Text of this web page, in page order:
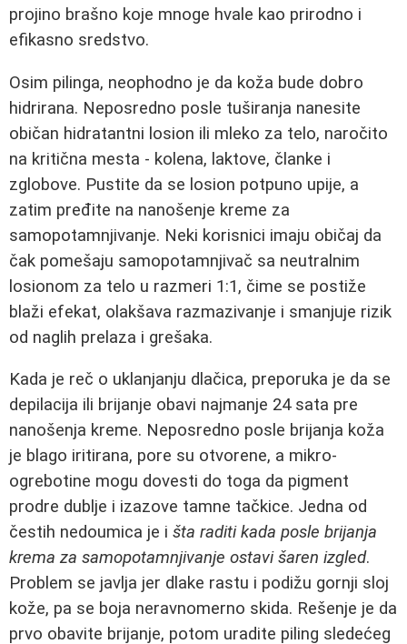
projino brašno koje mnoge hvale kao prirodno i
efikasno sredstvo.
Osim pilinga, neophodno je da koža bude dobro
hidrirana. Neposredno posle tuširanja nanesite
običan hidratantni losion ili mleko za telo, naročito
na kritična mesta - kolena, laktove, članke i
zglobove. Pustite da se losion potpuno upije, a
zatim pređite na nanošenje kreme za
samopotamnjivanje. Neki korisnici imaju običaj da
čak pomešaju samopotamnjivač sa neutralnim
losionom za telo u razmeri 1:1, čime se postiže
blaži efekat, olakšava razmazivanje i smanjuje rizik
od naglih prelaza i grešaka.
Kada je reč o uklanjanju dlačica, preporuka je da se
depilacija ili brijanje obavi najmanje 24 sata pre
nanošenja kreme. Neposredno posle brijanja koža
je blago iritirana, pore su otvorene, a mikro-
ogrebotine mogu dovesti do toga da pigment
prodre dublje i izazove tamne tačkice. Jedna od
čestih nedoumica je i šta raditi kada posle brijanja
krema za samopotamnjivanje ostavi šaren izgled.
Problem se javlja jer dlake rastu i podižu gornji sloj
kože, pa se boja neravnomerno skida. Rešenje je da
prvo obavite brijanje, potom uradite piling sledećeg